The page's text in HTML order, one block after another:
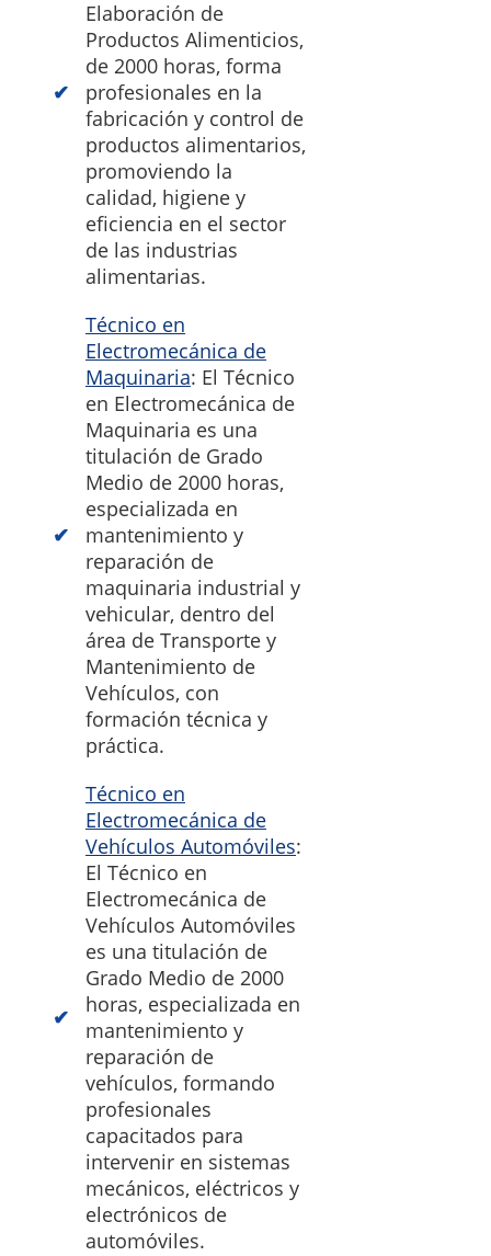
Elaboración de
Productos Alimenticios,
de 2000 horas, forma
profesionales en la
fabricación y control de
productos alimentarios,
promoviendo la
calidad, higiene y
eficiencia en el sector
de las industrias
alimentarias.
Técnico en
Electromecánica de
Maquinaria: El Técnico
en Electromecánica de
Maquinaria es una
titulación de Grado
Medio de 2000 horas,
especializada en
mantenimiento y
reparación de
maquinaria industrial y
vehicular, dentro del
área de Transporte y
Mantenimiento de
Vehículos, con
formación técnica y
práctica.
Técnico en
Electromecánica de
Vehículos Automóviles:
El Técnico en
Electromecánica de
Vehículos Automóviles
es una titulación de
Grado Medio de 2000
horas, especializada en
mantenimiento y
reparación de
vehículos, formando
profesionales
capacitados para
intervenir en sistemas
mecánicos, eléctricos y
electrónicos de
automóviles.